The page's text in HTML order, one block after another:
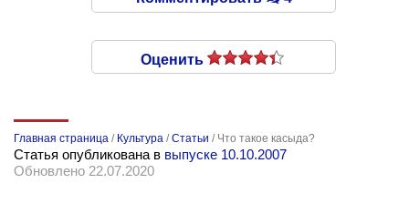
Оценить
Главная страница / Культура /Статьи / Что такое касыда?
Статья опубликована в выпуске 10.10.2007
Обновлено 22.07.2020